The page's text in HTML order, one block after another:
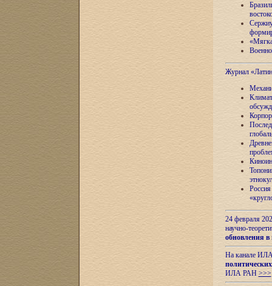
Журнал
24 февраля
научно-
обновления в
На канале
ИЛА РАН >>>